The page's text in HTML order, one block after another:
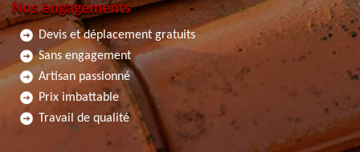
Nos engagements
Devis et déplacement gratuits
Sans engagement
Artisan passionné
Prix imbattable
Travail de qualité